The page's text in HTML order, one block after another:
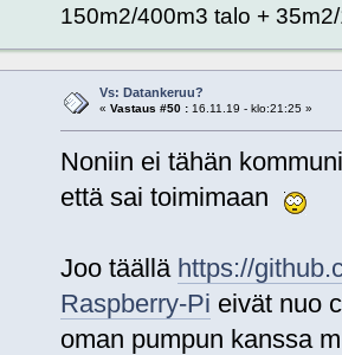
150m2/400m3 talo +
Vs: Datankeruu?
« Vastaus #50 :16.11.19 - klo:21:25 »
Noniin ei tähän
että sai toimimaan
Joo täällä https://
Raspberry-Pi eivät nuo
oman pumpun kanssa